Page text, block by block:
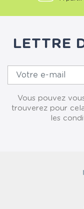
LETTRE
Vous pouvez
trouverez pour
les